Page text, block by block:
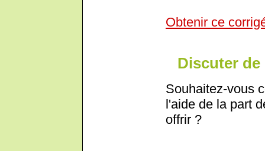
Obtenir ce
Discuter de
Souhaitez-vous
l'aide de la part
offrir ?